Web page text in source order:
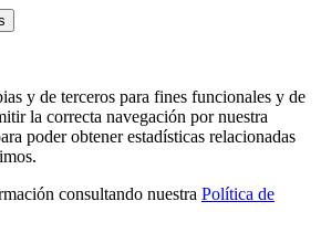
y de terceros para fines funcionales y de
la correcta navegación por nuestra
poder obtener estadísticas relacionadas
consultando nuestra Política de